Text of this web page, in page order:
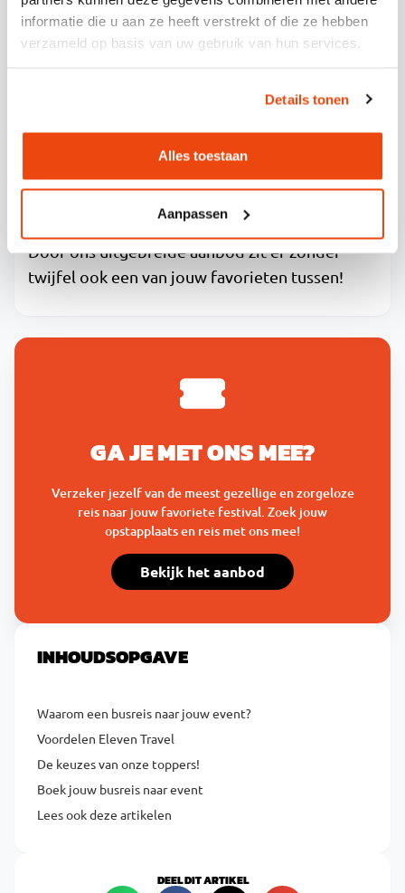
informatie die u aan ze heeft verstrekt of die ze hebben
verzameld op basis van uw gebruik van hun services.
Details tonen
Alles toestaan
Aanpassen
GA JE MET ONS MEE?
Verzeker jezelf van de meest gezellige en zorgeloze
reis naar jouw favoriete festival. Zoek jouw
opstapplaats en reis met ons mee!
Bekijk het aanbod
INHOUDSOPGAVE
Waarom een busreis naar jouw event?
Voordelen Eleven Travel
De keuzes van onze toppers!
Boek jouw busreis naar event
Lees ook deze artikelen
DEEL DIT ARTIKEL
bouwen in de bus.
Wacht niet langer en neemcontact
direct jouw busreis naar je favoriete event!
veel voordelen afreist naar de vetste events.
Door ons uitgebreide aanbod zit er zonder
twijfel ook een van jouw favorieten tussen!